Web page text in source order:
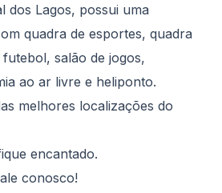
dos Lagos, possui uma
quadra de esportes, quadra
salão de jogos,
ao ar livre e heliponto.
melhores localizações do
encantado.
conosco!